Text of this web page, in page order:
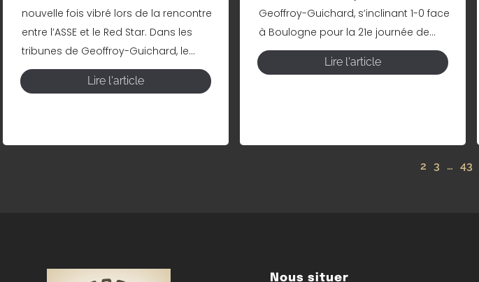
nouvelle fois vibré lors de la rencontre
entre l’ASSE et le Red Star. Dans les
tribunes de Geoffroy-Guichard, le...
Lire l'article
Geoffroy-Guichard, s’inclinant 1-0 face
à Boulogne pour la 21e journée de...
Lire l'article
2 3 … 43
Nous situer